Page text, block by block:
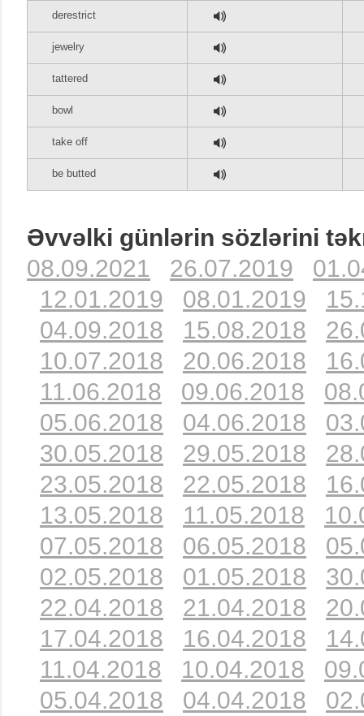
derestrict
jewelry
tattered
bowl
take off
be butted
Əvvəlki günlərin sözlərini
08.09.2021
26.07.2019
12.01.2019
08.01.2019
04.09.2018
15.08.2018
10.07.2018
20.06.2018
11.06.2018
09.06.2018
05.06.2018
04.06.2018
30.05.2018
29.05.2018
23.05.2018
22.05.2018
13.05.2018
11.05.2018
07.05.2018
06.05.2018
02.05.2018
01.05.2018
22.04.2018
21.04.2018
17.04.2018
16.04.2018
11.04.2018
10.04.2018
05.04.2018
04.04.2018